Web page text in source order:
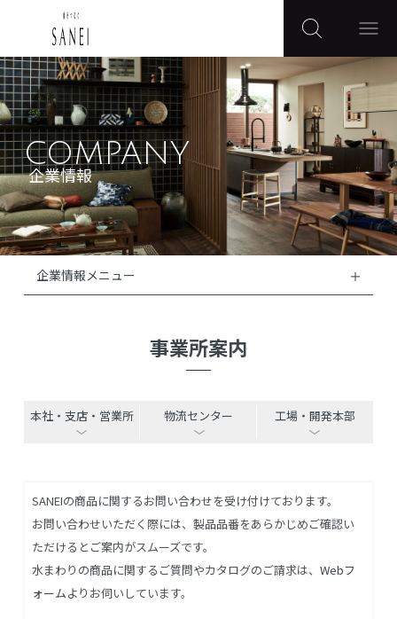
COMPANY
企業情報
企業情報メニュー
事業所案内
本社・支店・営業所 物流センター 工場・開発本部
SANEIの商品に関するお問い合わせを受け付けております。
お問い合わせいただく際には、製品品番をあらかじめご確認い
ただけるとご案内がスムーズです。
水まわりの商品に関するご質問やカタログのご請求は、 Webフ
ォームよりお伺いしています。